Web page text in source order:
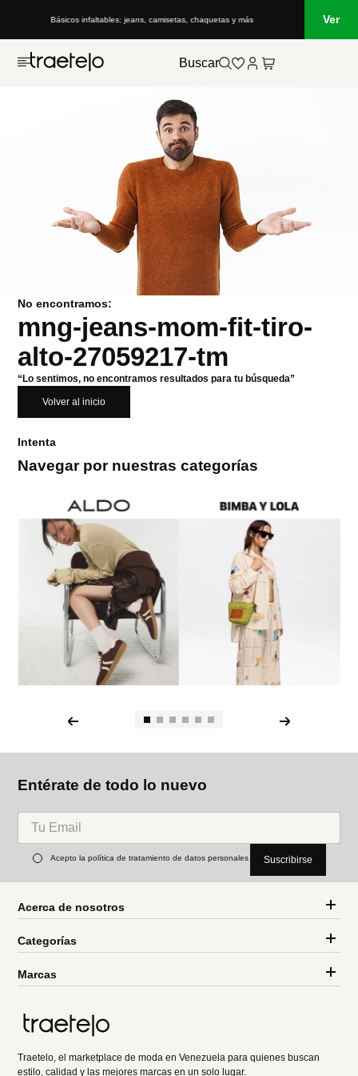
Básicos infaltables: jeans, camisetas, chaquetas y más Ver
Buscar
No encontramos:
mng-jeans-mom-fit-tiro-
alto-27059217-tm
“Lo sentimos, no encontramos resultados para tu búsqueda”
Volver al inicio
Intenta
Navegar por nuestras categorías
Entérate de todo lo nuevo
Acepto la política de tratamiento de datos personales Suscribirse
Acerca de nosotros
Categorías
Marcas
Traetelo, el marketplace de moda en Venezuela para quienes buscan
estilo, calidad y las mejores marcas en un solo lugar.